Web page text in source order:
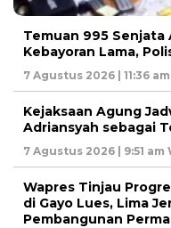
Temuan 995 Senjata
Kebayoran Lama,
7 Agustus 2026 | 11:36
Kejaksaan Agung
Adriansyah sebagai
7 Agustus 2026 | 9:51 am
Wapres Tinjau
di Gayo Lues, Lima
Pembangunan